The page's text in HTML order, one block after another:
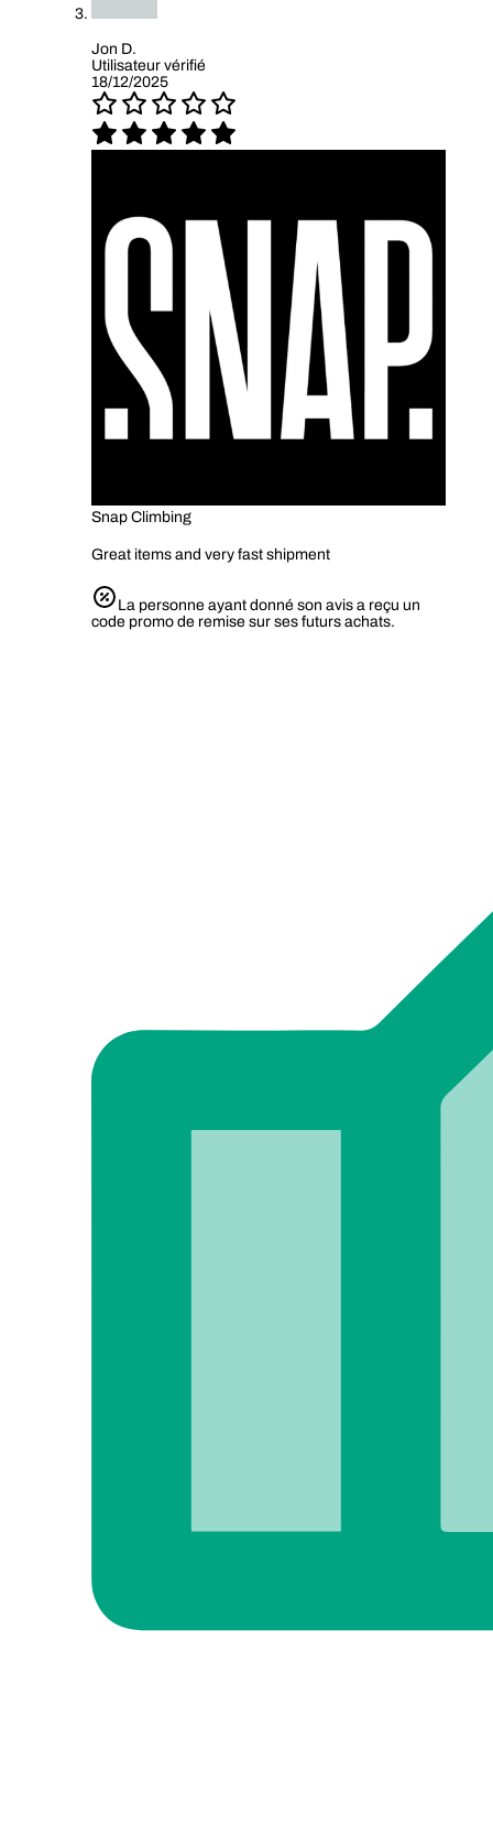
Jon D.
Utilisateur vérifié
18/12/2025
Snap Climbing
Great items and very fast shipment
La personne ayant donné son avis a reçu un
code promo de remise sur ses futurs achats.